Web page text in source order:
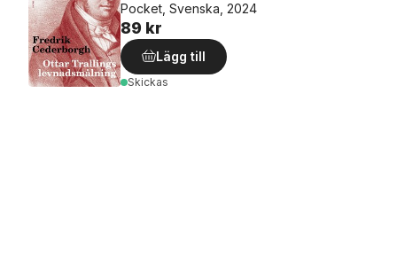
Pocket, Svenska, 2024
89 kr
Lägg till
Skickas